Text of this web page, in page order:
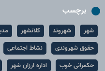
برچسب
شهر شهروند کلانشهر
حقوق شهروندی
نشاط اجتماعی
حکمرانی خوب
اداره ارزان شهر